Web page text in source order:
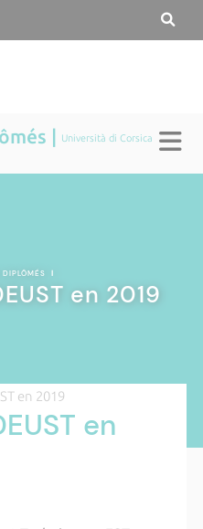
| Università di Corsica
DIPLÔMÉS |
en 2019
en 2019
en